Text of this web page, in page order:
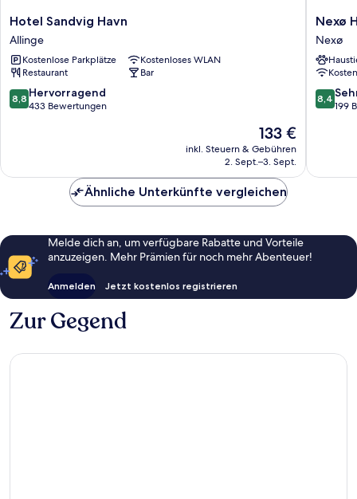
Hotel
Sandvig
Havn
Allinge
Hotel Sandvig Havn
Allinge
Kostenlose Parkplätze
Kostenloses WLAN
Restaurant
Bar
8.8
von
8,8 Hervorragend
433 Bewertungen
Der
Preis
beträgt
133 €
inkl. Steuern & Gebühren
2. Sept.–3. Sept.
Nexø
Hostel
Nexø
Nexø
Nexø
8.4
von
8,4
199
Ähnliche Unterkünfte vergleichen
Melde dich an, um verfügbare Rabatte und Vorteile
anzuzeigen. Mehr Prämien für noch mehr Abenteuer!
Anmelden Jetzt kostenlos registrieren
Zur Gegend